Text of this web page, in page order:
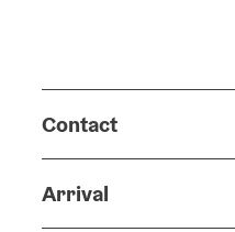
Contact
Arrival